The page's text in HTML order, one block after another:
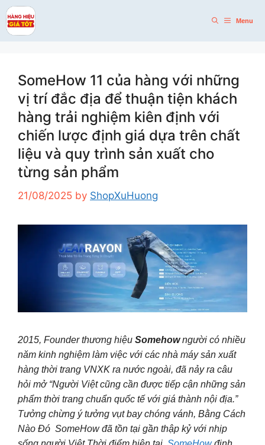
Skip
to
content
Menu
SomeHow 11 của hàng với những
vị trí đắc địa để thuận tiện khách
hàng trải nghiệm kiên định với
chiến lược định giá dựa trên chất
liệu và quy trình sản xuất cho
từng sản phẩm
21/08/2025 by ShopXuHuong
2015, Founder thương hiệu Somehowngười có nhiều
năm kinh nghiệm làm việc với các nhà máy sản xuất
hàng thời trang VNXK ra nước ngoài, đã nảy ra câu
hỏi mở “Người Việt cũng cần được tiếp cận những sản
phẩm thời trang chuẩn quốc tế với giá thành nội địa.”
Tưởng chừng ý tưởng vụt bay chóng vánh, Bằng Cách
Nào Đó SomeHow đã tồn tại gần thập kỷ với nhịp